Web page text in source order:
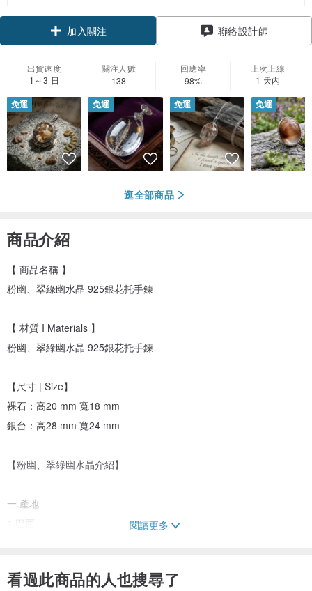
加入關注 聯絡設計師
出貨速度
1～3 日
關注人數
138
回應率
98%
上次上線
1 天內
免運 免運 免運 免運
逛全部商品
商品介紹
【 商品名稱 】
粉幽、翠綠幽水晶 925銀花托手鍊
【 材質 I Materials 】
粉幽、翠綠幽水晶 925銀花托手鍊
【尺寸 | Size】
裸石：高20 mm 寬18 mm
銀台：高28 mm 寬24 mm
【粉幽、翠綠幽水晶介紹】
一.產地
閱讀更多
看過此商品的人也搜尋了